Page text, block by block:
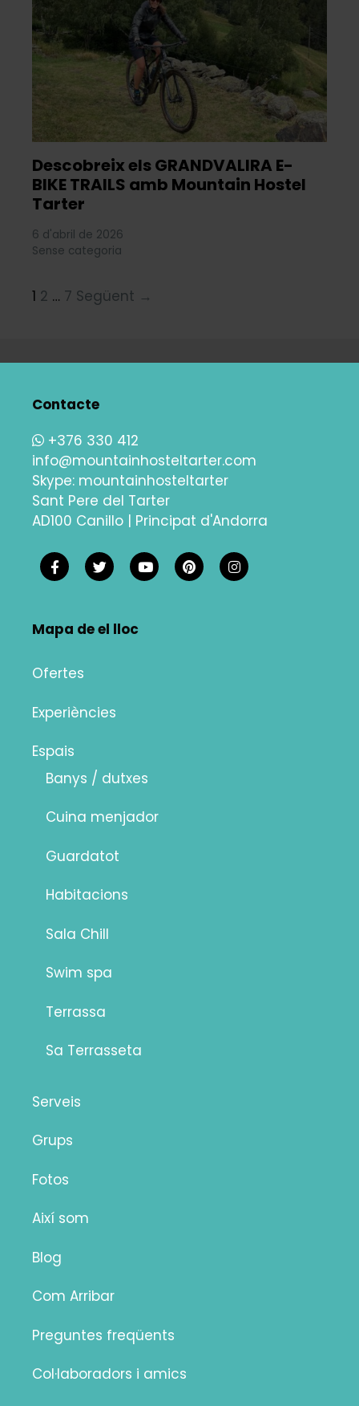
Descobreix els GRANDVALIRA E-
BIKE TRAILS amb Mountain Hostel
Tarter
6 d'abril de 2026
Sense categoria
1 2 … 7 Següent →
Contacte
+376 330 412
info@mountainhosteltarter.com
Skype: mountainhosteltarter
Sant Pere del Tarter
AD100 Canillo | Principat d'Andorra
Mapa de el lloc
Ofertes
Experiències
Espais
Banys / dutxes
Cuina menjador
Guardatot
Habitacions
Sala Chill
Swim spa
Terrassa
Sa Terrasseta
Serveis
Grups
Fotos
Així som
Blog
Com Arribar
Preguntes freqüents
Col·laboradors i amics